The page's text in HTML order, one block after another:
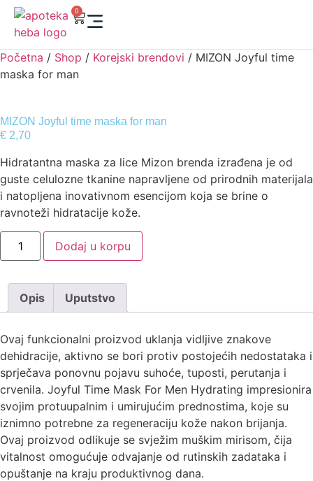
0
Početna / Shop / Korejski brendovi / MIZON Joyful time
maska for man
MIZON Joyful time maska for man
€ 2,70
Hidratantna maska za lice Mizon brenda izrađena je od
guste celulozne tkanine napravljene od prirodnih materijala
i natopljena inovativnom esencijom koja se brine o
ravnoteži hidratacije kože.
Dodaj u korpu
Opis Uputstvo
Ovaj funkcionalni proizvod uklanja vidljive znakove
dehidracije, aktivno se bori protiv postojećih nedostataka i
sprječava ponovnu pojavu suhoće, tuposti, perutanja i
crvenila. Joyful Time Mask For Men Hydrating impresionira
svojim protuupalnim i umirujućim prednostima, koje su
iznimno potrebne za regeneraciju kože nakon brijanja.
Ovaj proizvod odlikuje se svježim muškim mirisom, čija
vitalnost omogućuje odvajanje od rutinskih zadataka i
opuštanje na kraju produktivnog dana.